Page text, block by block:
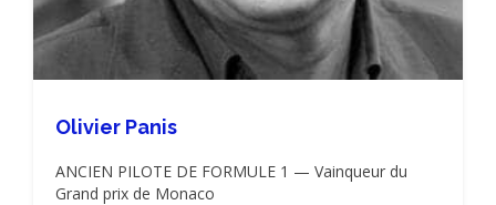
Olivier Panis
ANCIEN PILOTE DE FORMULE 1 — Vainqueur du
Grand prix de Monaco